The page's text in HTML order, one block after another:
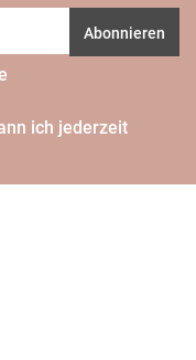
Abonnieren
ich jederzeit